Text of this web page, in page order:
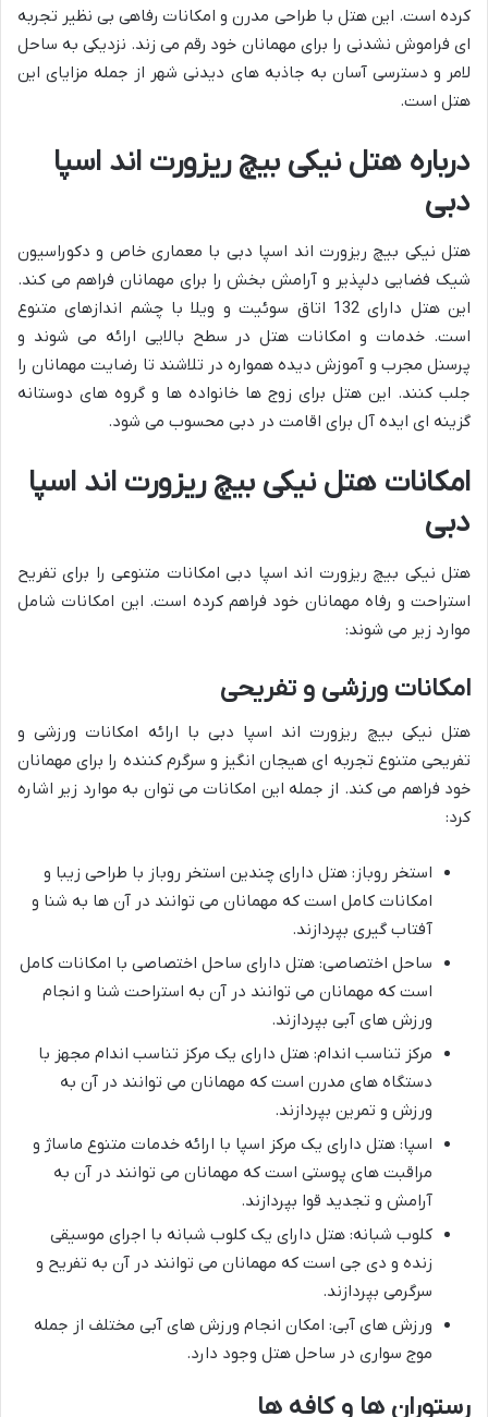
کرده است. این هتل با طراحی مدرن و امکانات رفاهی بی نظیر تجربه
ای فراموش نشدنی را برای مهمانان خود رقم می زند. نزدیکی به ساحل
لامر و دسترسی آسان به جاذبه های دیدنی شهر از جمله مزایای این
هتل است.
درباره هتل نیکی بیچ ریزورت اند اسپا
دبی
هتل نیکی بیچ ریزورت اند اسپا دبی با معماری خاص و دکوراسیون
شیک فضایی دلپذیر و آرامش بخش را برای مهمانان فراهم می کند.
این هتل دارای 132 اتاق سوئیت و ویلا با چشم اندازهای متنوع
است. خدمات و امکانات هتل در سطح بالایی ارائه می شوند و
پرسنل مجرب و آموزش دیده همواره در تلاشند تا رضایت مهمانان را
جلب کنند. این هتل برای زوج ها خانواده ها و گروه های دوستانه
گزینه ای ایده آل برای اقامت در دبی محسوب می شود.
امکانات هتل نیکی بیچ ریزورت اند اسپا
دبی
هتل نیکی بیچ ریزورت اند اسپا دبی امکانات متنوعی را برای تفریح
استراحت و رفاه مهمانان خود فراهم کرده است. این امکانات شامل
موارد زیر می شوند:
امکانات ورزشی و تفریحی
هتل نیکی بیچ ریزورت اند اسپا دبی با ارائه امکانات ورزشی و
تفریحی متنوع تجربه ای هیجان انگیز و سرگرم کننده را برای مهمانان
خود فراهم می کند. از جمله این امکانات می توان به موارد زیر اشاره
کرد:
استخر روباز: هتل دارای چندین استخر روباز با طراحی زیبا و
امکانات کامل است که مهمانان می توانند در آن ها به شنا و
آفتاب گیری بپردازند.
ساحل اختصاصی: هتل دارای ساحل اختصاصی با امکانات کامل
است که مهمانان می توانند در آن به استراحت شنا و انجام
ورزش های آبی بپردازند.
مرکز تناسب اندام: هتل دارای یک مرکز تناسب اندام مجهز با
دستگاه های مدرن است که مهمانان می توانند در آن به
ورزش و تمرین بپردازند.
اسپا: هتل دارای یک مرکز اسپا با ارائه خدمات متنوع ماساژ و
مراقبت های پوستی است که مهمانان می توانند در آن به
آرامش و تجدید قوا بپردازند.
کلوب شبانه: هتل دارای یک کلوب شبانه با اجرای موسیقی
زنده و دی جی است که مهمانان می توانند در آن به تفریح و
سرگرمی بپردازند.
ورزش های آبی: امکان انجام ورزش های آبی مختلف از جمله
موج سواری در ساحل هتل وجود دارد.
رستوران ها و کافه ها